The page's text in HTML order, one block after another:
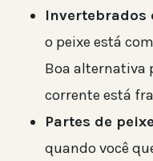
Invertebrados
o peixe está
Boa alternativa
corrente está
Partes de
quando você